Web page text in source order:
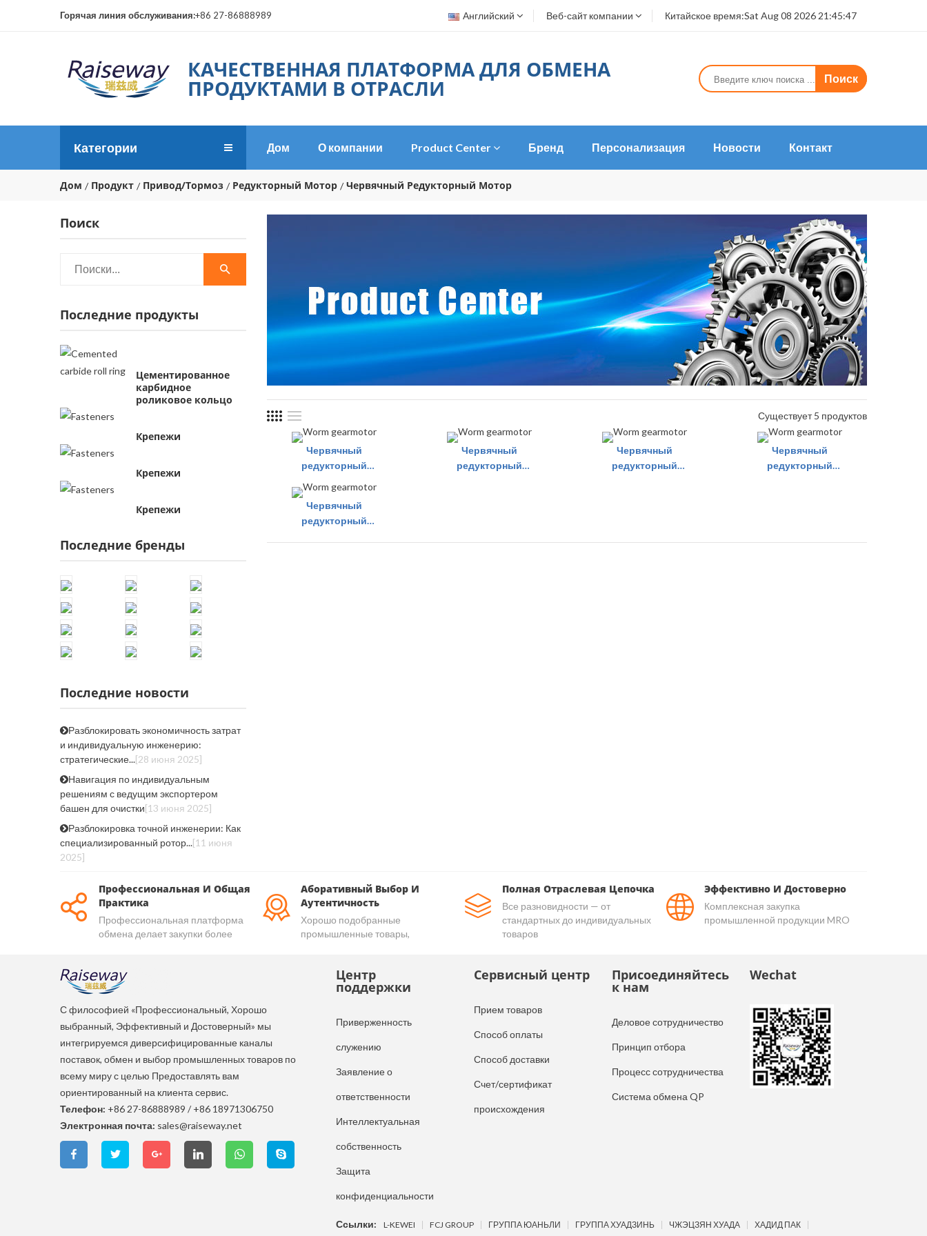
Горячая линия обслуживания:+86 27-86888989 Английский Веб-сайт компании Китайское время:Sat Aug 08 2026 21:45:47
КАЧЕСТВЕННАЯ ПЛАТФОРМА ДЛЯ ОБМЕНА
ПРОДУКТАМИ В ОТРАСЛИ Поиск
Категории Дом О компании Product Center Бренд Персонализация Новости Контакт
Дом Продукт Привод/Тормоз Редукторный Мотор Червячный Редукторный Мотор
Поиск
Последние продукты
Цементированное
карбидное
роликовое кольцо
Крепежи
Крепежи
Крепежи
Последние бренды
Последние новости
Разблокировать экономичность затрат
и индивидуальную инженерию:
стратегические...[28 июня 2025]
Навигация по индивидуальным
решениям с ведущим экспортером
башен для очистки[13 июня 2025]
Разблокировка точной инженерии: Как
специализированный ротор...[11 июня
2025]
Существует 5 продуктов
Червячный
редукторный
Червячный
редукторный
Червячный
редукторный
Червячный
редукторный
Червячный
редукторный
Профессиональная И Общая
Практика
Профессиональная платформа
обмена делает закупки более
Аборативный Выбор И
Аутентичность
Хорошо подобранные
промышленные товары,
Полная Отраслевая Цепочка
Все разновидности — от
стандартных до индивидуальных
товаров
Эффективно И Достоверно
Комплексная закупка
промышленной продукции MRO
С философией «Профессиональный, Хорошо
выбранный, Эффективный и Достоверный» мы
интегрируемся диверсифицированные каналы
поставок, обмен и выбор промышленных товаров по
всему миру с целью Предоставлять вам
ориентированный на клиента сервис.
Телефон: +86 27-86888989 / +86 18971306750
Электронная почта: sales@raiseway.net
Центр
поддержки
Приверженность
служению
Заявление о
ответственности
Интеллектуальная
собственность
Защита
конфиденциальности
Сервисный центр
Прием товаров
Способ оплаты
Способ доставки
Счет/сертификат
происхождения
Присоединяйтесь
к нам
Деловое сотрудничество
Принцип отбора
Процесс сотрудничества
Система обмена QP
Wechat
Ссылки: L-KEWEI FCJ GROUP ГРУППА ЮАНЬЛИ ГРУППА ХУАДЗИНЬ ЧЖЭЦЗЯН ХУАДА ХАДИД ПАК